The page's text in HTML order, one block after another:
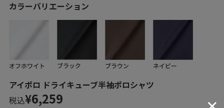
カラーバリエーション
アイポロ ドライキューブ半袖ポロシャツ
税込¥6,259